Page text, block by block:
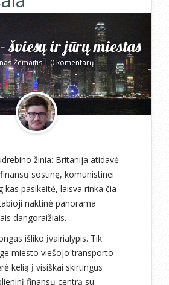
šviesų ir jūrų miestas
Žemaitis| 0 komentarų
žinia: Britanija atidavė
sostinę, komunistinei
kas pasikeitė, laisva rinka čia
naktinė panorama
dangoraižiais.
išliko įvairialypis. Tik
miesto viešojo transporto
kelią į visiškai skirtingus
finansų centrą su